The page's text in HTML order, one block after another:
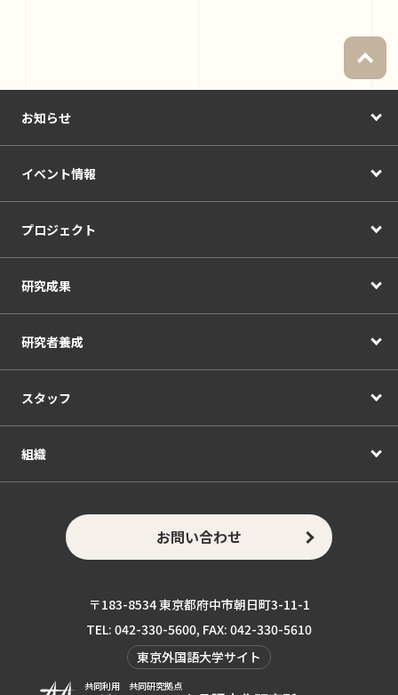
お知らせ
イベント情報
プロジェクト
研究成果
研究者養成
スタッフ
組織
お問い合わせ
〒183-8534 東京都府中市朝日町3-11-1
TEL: 042-330-5600, FAX: 042-330-5610
東京外国語大学サイト
共同利用 共同研究拠点